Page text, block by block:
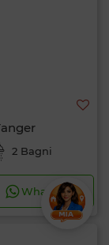
2 Bagni
WhatsApp